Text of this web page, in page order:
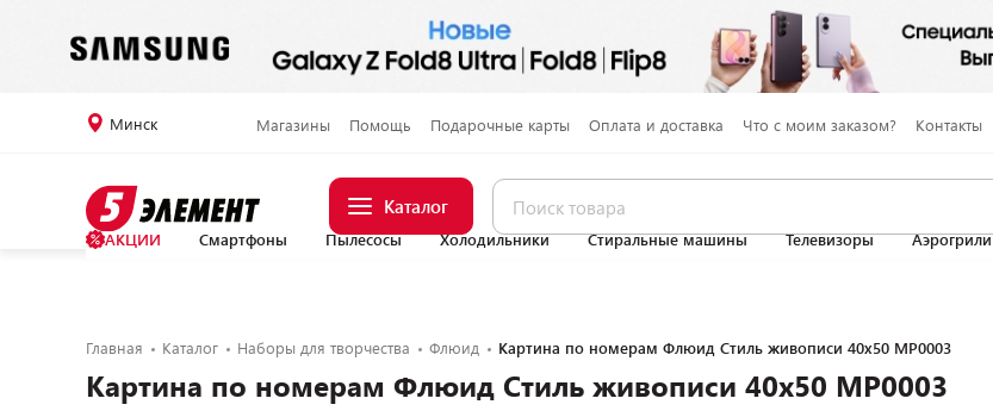
Минск Магазины Помощь Подарочные карты Оплата и доставка Что с моим заказом? Контакты
Каталог
АКЦИИ Смартфоны Пылесосы Холодильники Стиральные машины Телевизоры Аэрогрили
Главная Каталог Наборы для творчества Флюид Картина по номерам Флюид Стиль живописи 40х50 MP0003
Картина по номерам Флюид Стиль живописи 40х50 MP0003